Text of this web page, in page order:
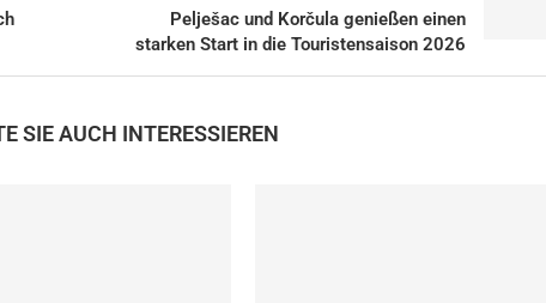
Pelješac und Korčula genießen einen
starken Start in die Touristensaison 2026
SIE AUCH INTERESSIEREN